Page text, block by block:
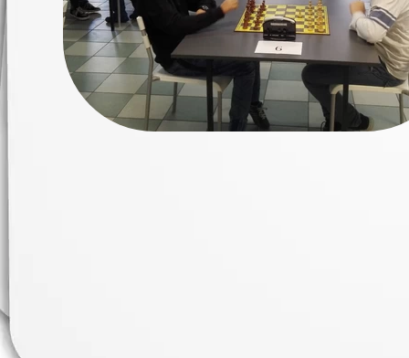
Erasmus+ Przez
Erasmus+ Mózgi w